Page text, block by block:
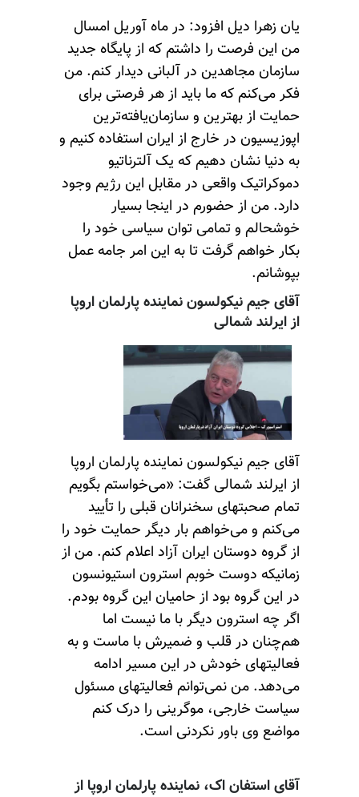
یان زهرا دیل افزود: در ماه آوریل امسال
من این فرصت را داشتم که از پایگاه جدید
سازمان مجاهدین در آلبانی دیدار کنم. من
فکر می‌کنم که ما باید از هر فرصتی برای
حمایت از بهترین و سازمان‌یافته‌ترین
اپوزیسیون در خارج از ایران استفاده کنیم و
به دنیا نشان دهیم که یک آلترناتیو
دموکراتیک واقعی در مقابل این رژیم وجود
دارد. من از حضورم در اینجا بسیار
خوشحالم و تمامی‌ توان سیاسی خود را
بکار خواهم گرفت تا به این امر جامه عمل
بپوشانم.
آقای جیم نیکولسون نماینده پارلمان اروپا
از ایرلند شمالی
آقای جیم نیکولسون نماینده پارلمان اروپا
از ایرلند شمالی گفت: «می‌خواستم بگویم
تمام صحبتهای سخنرانان قبلی را تأیید
می‌کنم و می‌خواهم بار دیگر حمایت خود را
از گروه دوستان ایران آزاد اعلام کنم. من از
زمانیکه دوست خوبم استرون استیونسون
در این گروه بود از حامیان این گروه بودم.
اگر ‌چه استرون دیگر با ما نیست اما
هم‌چنان در قلب و ضمیرش با ماست و به
فعالیتهای خودش در این مسیر ادامه
می‌دهد. من نمی‌توانم فعالیتهای مسئول
سیاست خارجی، موگرینی را درک کنم
مواضع وی باور نکردنی است.
آقای استفان اک، نماینده پارلمان اروپا از